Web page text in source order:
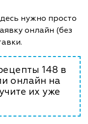
нужно просто
онлайн (без
148 в
онлайн на
их уже